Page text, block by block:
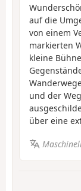
auf die
von einem
markierten
kleine
und der
über eine